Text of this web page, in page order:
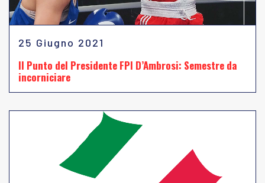
25 Giugno 2021
Il Punto del Presidente FPI D’Ambrosi: Semestre da
incorniciare